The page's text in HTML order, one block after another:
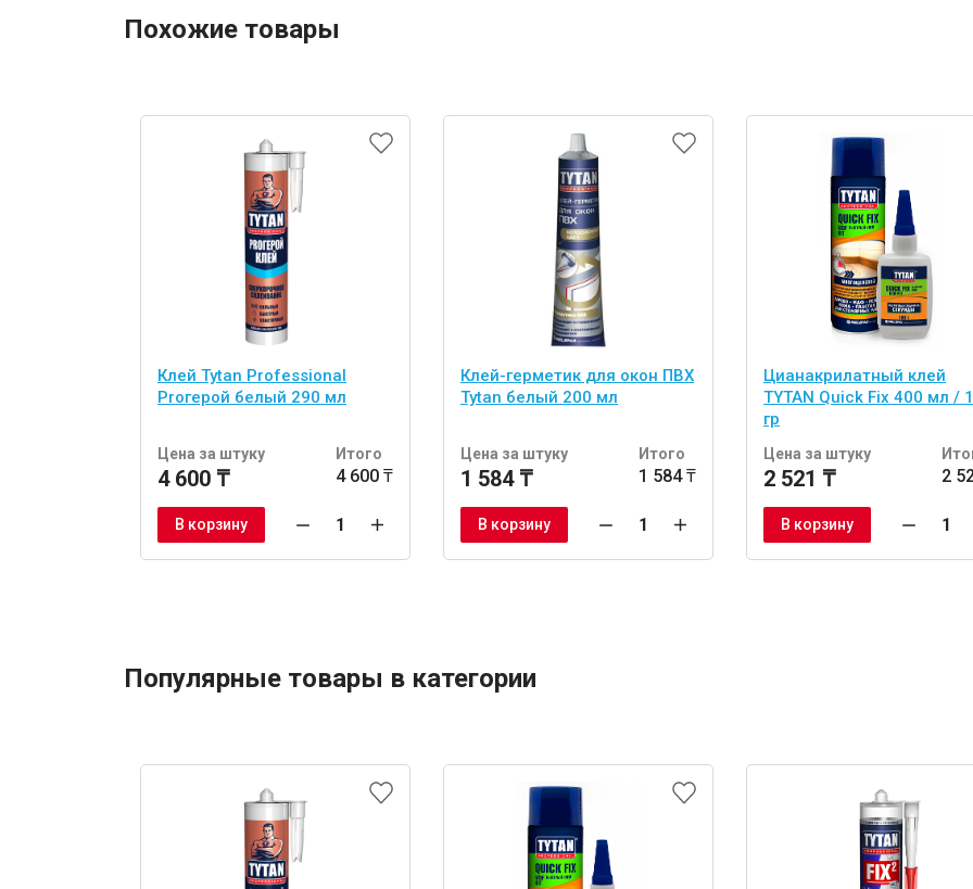
Похожие товары
Клей Tytan Professional
Proгерой белый 290 мл
Цена за штуку
4 600 ₸
Итого
4 600 ₸
В корзину
Клей-герметик для окон ПВХ
Tytan белый 200 мл
Цена за штуку
1 584 ₸
Итого
1 584 ₸
В корзину
Цианакрилатный клей
TYTAN Quick Fix 400 мл /
гр
Цена за штуку
2 521 ₸ 2
В корзину
Популярные товары в категории